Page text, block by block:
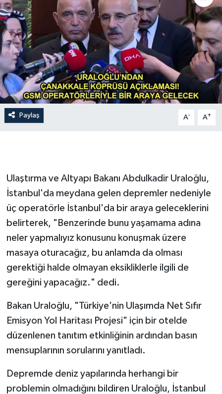
Paylaş A- A+
Ulaştırma ve Altyapı Bakanı Abdulkadir Uraloğlu,
İstanbul'da meydana gelen depremler nedeniyle
üç operatörle İstanbul'da bir araya geleceklerini
belirterek, "Benzerinde bunu yaşamama adına
neler yapmalıyız konusunu konuşmak üzere
masaya oturacağız, bu anlamda da olması
gerektiği halde olmayan eksikliklerle ilgili de
gereğini yapacağız." dedi.
Bakan Uraloğlu, "Türkiye'nin Ulaşımda Net Sıfır
Emisyon Yol Haritası Projesi" için bir otelde
düzenlenen tanıtım etkinliğinin ardından basın
mensuplarının sorularını yanıtladı.
Depremde deniz yapılarında herhangi bir
problemin olmadığını bildiren Uraloğlu, İstanbul
Otomobil
Politika
Resmî ilanlar
Sağlık
Siyaset
Ulusal
Yaşam